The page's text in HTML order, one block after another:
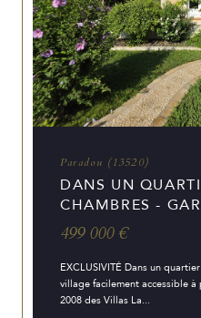
Paradou (13520)
DANS UN
CHAMBRES -
499 000 €
EXCLUSIVITÉ Dans un
village facilement accessible
2008 des Villas La...